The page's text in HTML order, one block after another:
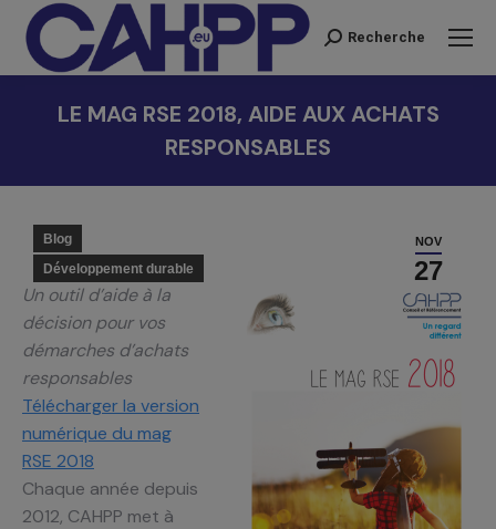
Recherche
Recherche
LE MAG RSE 2018, AIDE AUX ACHATS
RESPONSABLES
NOV
27
Blog
Développement durable
Un outil d’aide à la
décision pour vos
démarches d’achats
responsables
Télécharger la version
numérique du mag
RSE 2018
Chaque année depuis
2012, CAHPP met à